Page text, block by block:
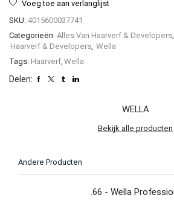
Voeg toe aan verlanglijst
SKU: 4015600037741
Categorieën Alles Van Haarverf & Developers,
Haarverf & Developers, Wella
Tags: Haarverf, Wella
Delen:
WELLA
Bekijk alle producten
Andere Producten